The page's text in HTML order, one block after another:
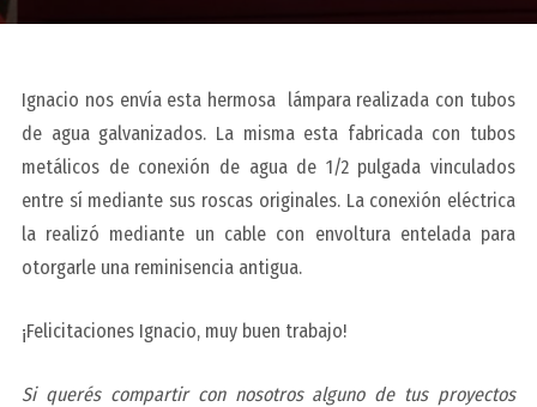
Ignacio nos envía esta hermosa lámpara realizada con tubos
de agua galvanizados. La misma esta fabricada con tubos
metálicos de conexión de agua de 1/2 pulgada vinculados
entre sí mediante sus roscas originales. La conexión eléctrica
la realizó mediante un cable con envoltura entelada para
otorgarle una reminisencia antigua.
¡Felicitaciones Ignacio, muy buen trabajo!
Si querés compartir con nosotros alguno de tus proyectos